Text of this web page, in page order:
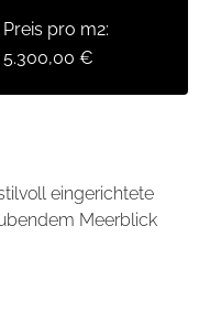
Preis pro m2:
5.300,00 €
eingerichtete
Meerblick